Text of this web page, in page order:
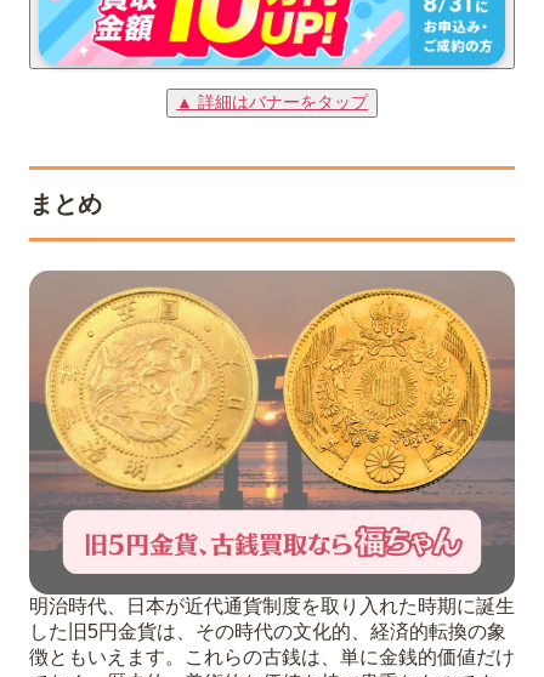
▲ 詳細はバナーをタップ
まとめ
明治時代、日本が近代通貨制度を取り入れた時期に誕生
した旧5円金貨は、その時代の文化的、経済的転換の象
徴ともいえます。これらの古銭は、単に金銭的価値だけ